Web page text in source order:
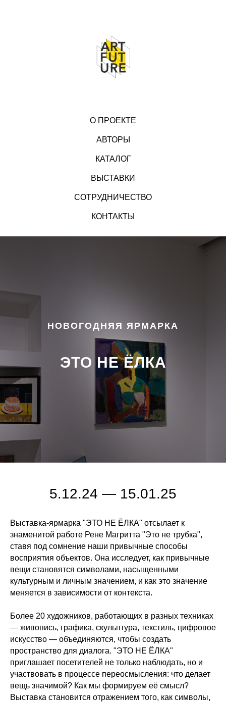
О ПРОЕКТЕ
АВТОРЫ
КАТАЛОГ
ВЫСТАВКИ
СОТРУДНИЧЕСТВО
КОНТАКТЫ
НОВОГОДНЯЯ ЯРМАРКА
ЭТО НЕ ЁЛКА
5.12.24 — 15.01.25
Выставка-ярмарка "ЭТО НЕ ЁЛКА" отсылает к
знаменитой работе Рене Магритта "Это не трубка",
ставя под сомнение наши привычные способы
восприятия объектов. Она исследует, как привычные
вещи становятся символами, насыщенными
культурным и личным значением, и как это значение
меняется в зависимости от контекста.
Более 20 художников, работающих в разных техниках
— живопись, графика, скульптура, текстиль, цифровое
искусство — объединяются, чтобы создать
пространство для диалога. "ЭТО НЕ ЁЛКА"
приглашает посетителей не только наблюдать, но и
участвовать в процессе переосмысления: что делает
вещь значимой? Как мы формируем её смысл?
Выставка становится отражением того, как символы,